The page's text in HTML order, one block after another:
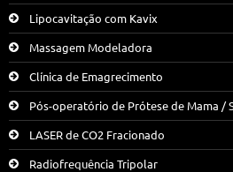
Lipocavitação com Kavix
Massagem Modeladora
Clínica de Emagrecimento
Pós-operatório de Prótese de Mama /
LASER de CO2 Fracionado
Radiofrequência Tripolar